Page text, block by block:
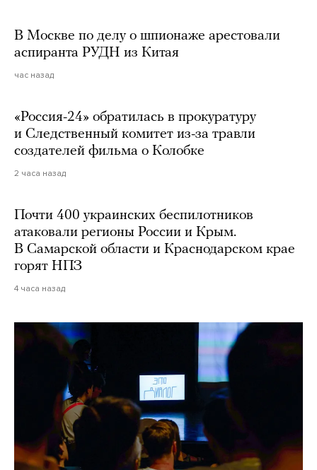
В Москве по делу о шпионаже арестовали
аспиранта РУДН из Китая
час назад
«Россия-24» обратилась в прокуратуру
и Следственный комитет из-за травли
создателей фильма о Колобке
2 часа назад
Почти 400 украинских беспилотников
атаковали регионы России и Крым.
В Самарской области и Краснодарском крае
горят НПЗ
4 часа назад